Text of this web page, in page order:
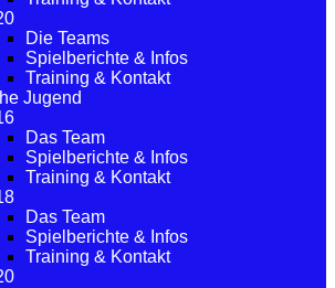
Die Teams
Spielberichte & Infos
Training & Kontakt
Jugend
Das Team
Spielberichte & Infos
Training & Kontakt
Das Team
Spielberichte & Infos
Training & Kontakt